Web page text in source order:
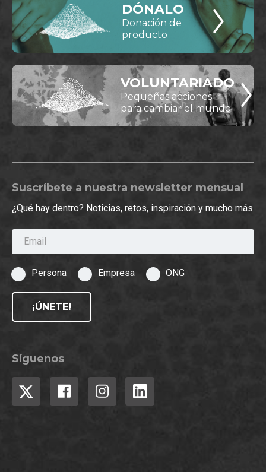
DÓNALO
Donación de
producto
VOLUNTARIADO
Pequeñas acciones
para cambiar el mundo
Suscríbete a nuestra newsletter mensual
¿Qué hay dentro? Noticias, retos, inspiración y mucho más
Email
Persona Empresa ONG
¡ÚNETE!
Síguenos